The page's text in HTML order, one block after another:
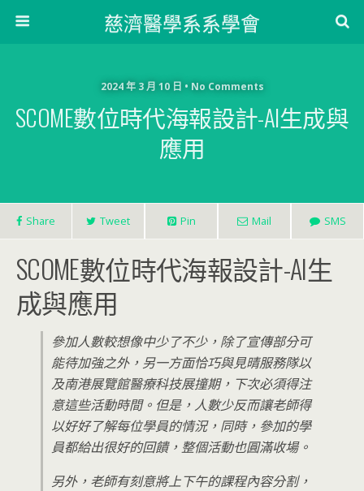
慈濟醫學系系學會
2024 年 3 月 10 日 • No Comments
SCOME數位時代海報設計-AI生成與
應用
Share Tweet Pin Mail SMS
SCOME數位時代海報設計-AI生
成與應用
參加人數較想像中少了不少，除了宣傳部分可
能待加強之外，另一方面恰巧與見晴服務隊以
及南港展覽館醫療科技展撞期，下次必須得注
意這些活動時間。但是，人數少反而讓老師得
以好好了解每位學員的情況，同時，參加的學
員都給出很好的回饋，整個活動也圓滿收場。
另外，老師有刻意將上下午的課程內容分割，